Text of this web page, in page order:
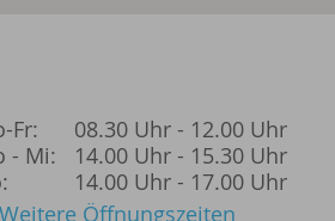
Fr:
- Mi:
08.30 Uhr - 12.00 Uhr
14.00 Uhr - 15.30 Uhr
14.00 Uhr - 17.00 Uhr
Weitere Öffnungszeiten